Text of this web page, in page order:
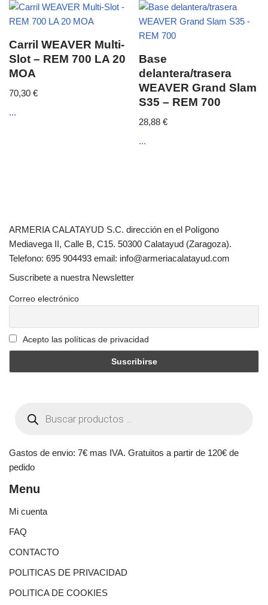
Carril WEAVER Multi-
Slot – REM 700 LA 20
MOA
70,30 €
...
Base
delantera/trasera
WEAVER Grand Slam
S35 – REM 700
28,88€
...
ARMERIA CALATAYUD S.C. dirección en el Polígono
Mediavega II, Calle B, C15. 50300 Calatayud (Zaragoza).
Telefono: 695 904493 email: info@armeriacalatayud.com
Suscribete a nuestra Newsletter
Correo electrónico
Acepto las políticas de privacidad
Gastos de envio: 7€ mas IVA. Gratuitos a partir de 120€ de
pedido
Menu
Mi cuenta
FAQ
CONTACTO
POLITICAS DE PRIVACIDAD
POLITICA DE COOKIES